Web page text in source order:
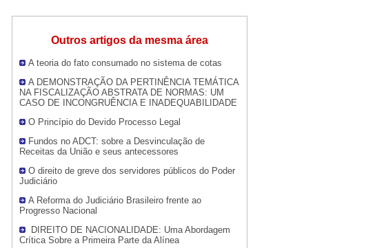
Outros artigos da mesma área
A teoria do fato consumado no sistema de cotas
A DEMONSTRAÇÃO DA PERTINÊNCIA TEMÁTICA
NA FISCALIZAÇÃO ABSTRATA DE NORMAS: UM
CASO DE INCONGRUÊNCIA E INADEQUABILIDADE
O Princípio do Devido Processo Legal
Fundos no ADCT: sobre a Desvinculação de
Receitas da União e seus antecessores
O direito de greve dos servidores públicos do Poder
Judiciário
A Reforma do Judiciário Brasileiro frente ao
Progresso Nacional
DIREITO DE NACIONALIDADE: Uma Abordagem
Crítica Sobre a Primeira Parte da Alínea